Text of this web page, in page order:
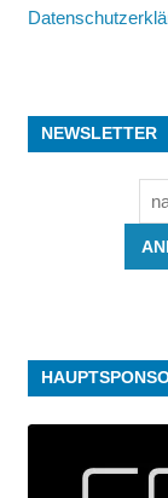
NEWSLETTER